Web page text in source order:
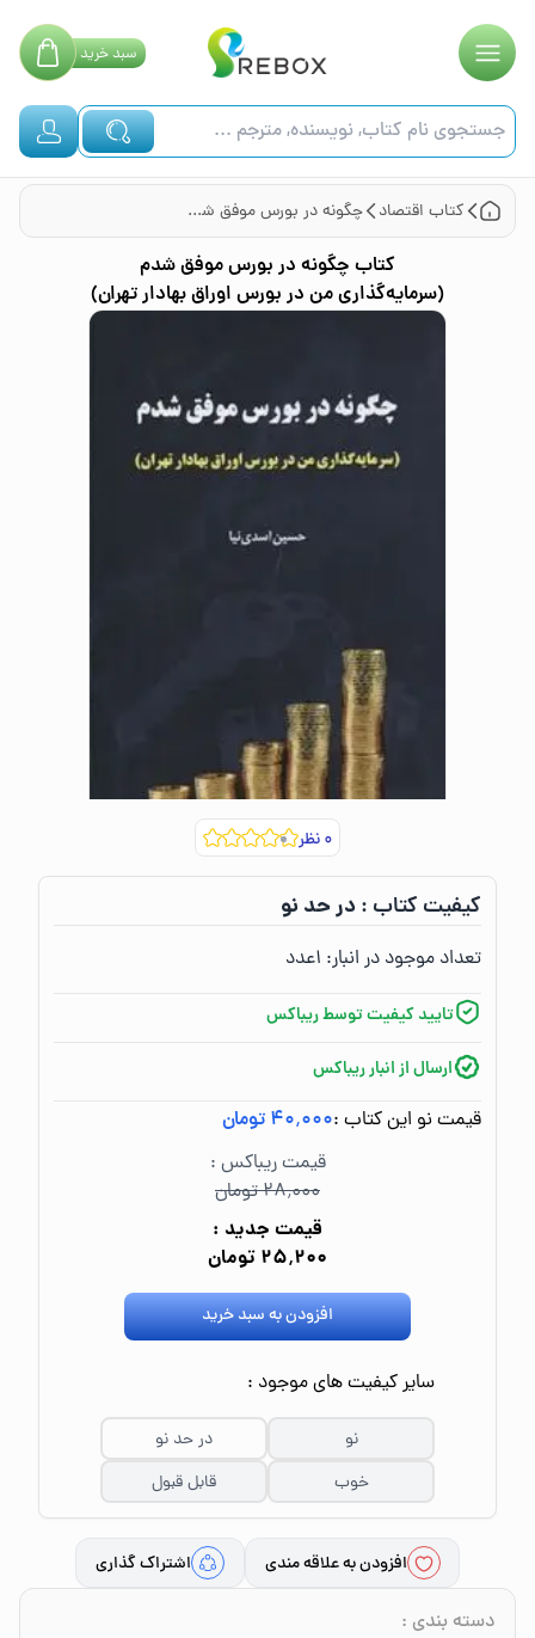
سبدخرید
کتاب اقتصاد چگونه در بورس موفق شدم (سرمایه‌گذاری من در بورس اوراق بهادار تهران)
کتاب چگونه در بورس موفق شدم
(سرمایه‌گذاری من در بورس اوراق بهادار تهران)
۰نظر
کیفیت کتاب :‌در حد نو
تعداد موجود در انبار:‌ ۱عدد
تایید کیفیت توسط ریباکس
ارسال از انبار ریباکس
قیمت نو این کتاب :۴۰٬۰۰۰ تومان
قیمت ریباکس :
۲۸٬۰۰۰ تومان
قیمت جدید :
۲۵٬۲۰۰ تومان
افزودن به سبد خرید
سایر کیفیت های موجود :
نو
در حد نو
خوب
قابل قبول
افزودن به علاقه مندی اشتراک گذاری
دسته بندی :